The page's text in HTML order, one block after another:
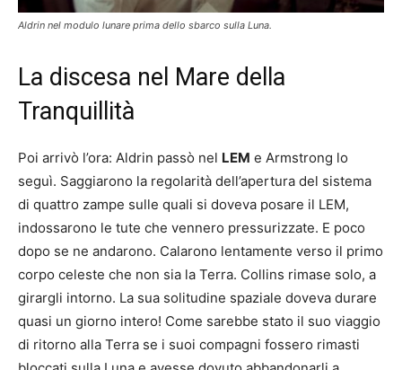
Aldrin nel modulo lunare prima dello sbarco sulla Luna.
La discesa nel Mare della
Tranquillità
Poi arrivò l’ora: Aldrin passò nel LEM e Armstrong lo
seguì. Saggiarono la regolarità dell’apertura del sistema
di quattro zampe sulle quali si doveva posare il LEM,
indossarono le tute che vennero pressurizzate. E poco
dopo se ne andarono. Calarono lentamente verso il primo
corpo celeste che non sia la Terra. Collins rimase solo, a
girargli intorno. La sua solitudine spaziale doveva durare
quasi un giorno intero! Come sarebbe stato il suo viaggio
di ritorno alla Terra se i suoi compagni fossero rimasti